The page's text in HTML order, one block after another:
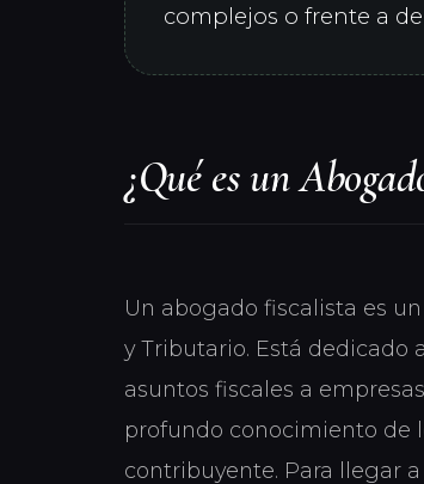
complejos o frente a
¿Qué es un
Un abogado fiscalista es
y Tributario. Está dedicado
asuntos fiscales a
profundo conocimiento de
contribuyente. Para llegar